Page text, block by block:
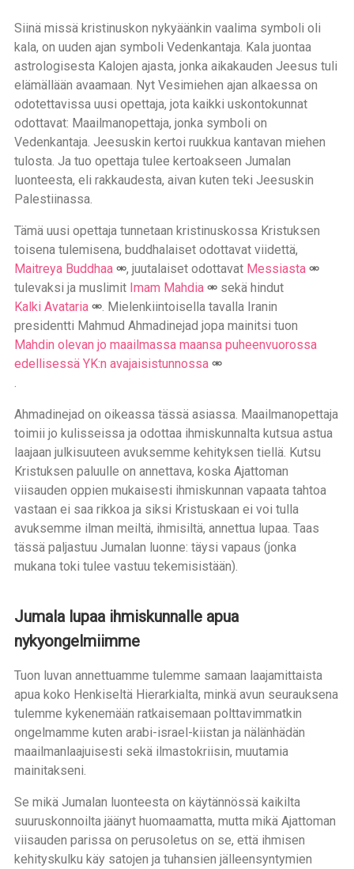
Siinä missä kristinuskon nykyäänkin vaalima symboli oli
kala, on uuden ajan symboli Vedenkantaja. Kala juontaa
astrologisesta Kalojen ajasta, jonka aikakauden Jeesus tuli
elämällään avaamaan. Nyt Vesimiehen ajan alkaessa on
odotettavissa uusi opettaja, jota kaikki uskontokunnat
odottavat: Maailmanopettaja, jonka symboli on
Vedenkantaja. Jeesuskin kertoi ruukkua kantavan miehen
tulosta. Ja tuo opettaja tulee kertoakseen Jumalan
luonteesta, eli rakkaudesta, aivan kuten teki Jeesuskin
Palestiinassa.
Tämä uusi opettaja tunnetaan kristinuskossa Kristuksen
toisena tulemisena, buddhalaiset odottavat viidettä,
Maitreya Buddhaa
, juutalaiset odottavat Messiasta
tulevaksi ja muslimit Imam Mahdia
sekä hindut
Kalki Avataria
. Mielenkiintoisella tavalla Iranin
presidentti Mahmud Ahmadinejad jopa mainitsi tuon
Mahdin olevan jo maailmassa maansa puheenvuorossa
edellisessä YK:n avajaisistunnossa
.
Ahmadinejad on oikeassa tässä asiassa. Maailmanopettaja
toimii jo kulisseissa ja odottaa ihmiskunnalta kutsua astua
laajaan julkisuuteen avuksemme kehityksen tiellä. Kutsu
Kristuksen paluulle on annettava, koska Ajattoman
viisauden oppien mukaisesti ihmiskunnan vapaata tahtoa
vastaan ei saa rikkoa ja siksi Kristuskaan ei voi tulla
avuksemme ilman meiltä, ihmisiltä, annettua lupaa. Taas
tässä paljastuu Jumalan luonne: täysi vapaus (jonka
mukana toki tulee vastuu tekemisistään).
Jumala lupaa ihmiskunnalle apua
nykyongelmiimme
Tuon luvan annettuamme tulemme samaan laajamittaista
apua koko Henkiseltä Hierarkialta, minkä avun seurauksena
tulemme kykenemään ratkaisemaan polttavimmatkin
ongelmamme kuten arabi-israel-kiistan ja nälänhädän
maailmanlaajuisesti sekä ilmastokriisin, muutamia
mainitakseni.
Se mikä Jumalan luonteesta on käytännössä kaikilta
suuruskonnoilta jäänyt huomaamatta, mutta mikä Ajattoman
viisauden parissa on perusoletus on se, että ihmisen
kehityskulku käy satojen ja tuhansien jälleensyntymien